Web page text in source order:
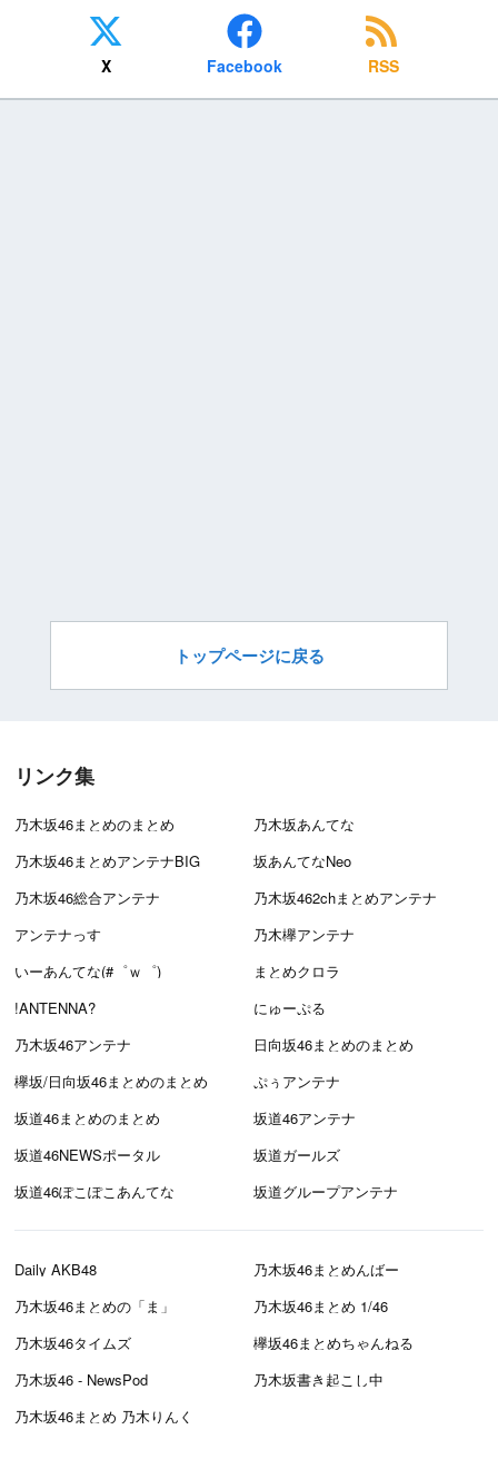
X Facebook RSS
トップページに戻る
リンク集
乃木坂46まとめのまとめ
乃木坂あんてな
乃木坂46まとめアンテナBIG
坂あんてなNeo
乃木坂46総合アンテナ
乃木坂462chまとめアンテナ
アンテナっす
乃木欅アンテナ
いーあんてな(#゜ｗ゜)
まとめクロラ
!ANTENNA?
にゅーぷる
乃木坂46アンテナ
日向坂46まとめのまとめ
欅坂/日向坂46まとめのまとめ
ぷぅアンテナ
坂道46まとめのまとめ
坂道46アンテナ
坂道46NEWSポータル
坂道ガールズ
坂道46ぽこぽこあんてな
坂道グループアンテナ
Daily AKB48
乃木坂46まとめんばー
乃木坂46まとめの「ま」
乃木坂46まとめ 1/46
乃木坂46タイムズ
欅坂46まとめちゃんねる
乃木坂46 - NewsPod
乃木坂書き起こし中
乃木坂46まとめ 乃木りんく